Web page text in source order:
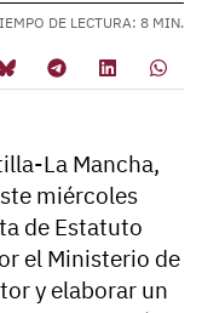
DE LECTURA: 8 MIN.
La Mancha,
miércoles
de Estatuto
el Ministerio de
y elaborar un